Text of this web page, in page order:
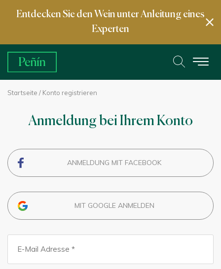
Entdecken Sie den Wein unter Anleitung eines
Experten
Startseite / Konto registrieren
Anmeldung bei Ihrem Konto
ANMELDUNG MIT FACEBOOK
MIT GOOGLE ANMELDEN